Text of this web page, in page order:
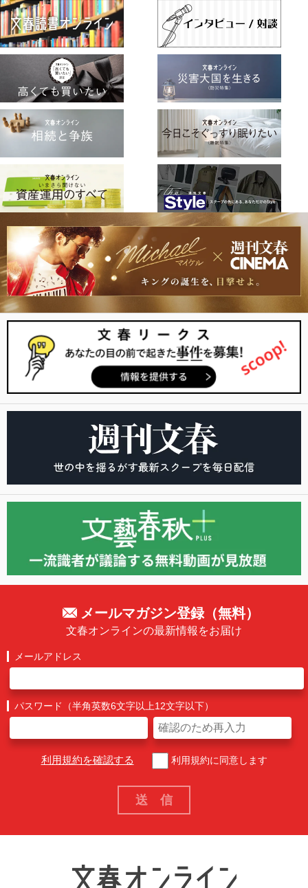
メールマガジン登録（無料）
文春オンラインの最新情報をお届け
メールアドレス
パスワード（半角英数6文字以上12文字以下）
利用規約を確認する 利用規約に同意します